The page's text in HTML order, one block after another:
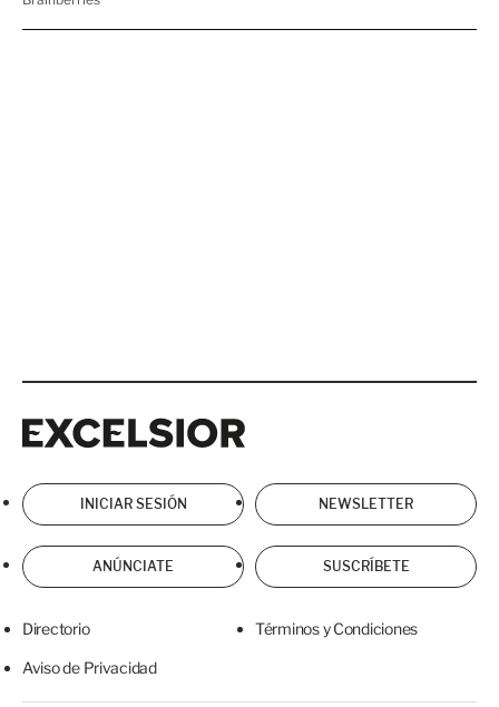
INICIAR SESIÓN NEWSLETTER
ANÚNCIATE SUSCRÍBETE
Directorio Términos y Condiciones
Aviso de Privacidad